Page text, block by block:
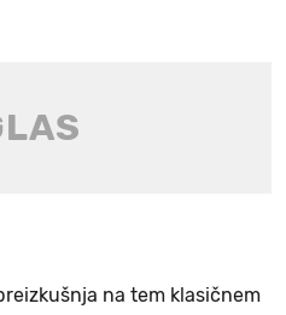
na tem klasičnem